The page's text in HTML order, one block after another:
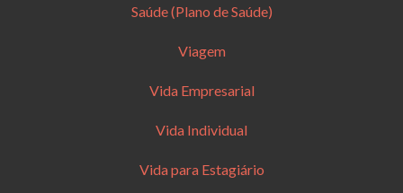
Saúde (Plano de Saúde)
Viagem
Vida Empresarial
Vida Individual
Vida para Estagiário